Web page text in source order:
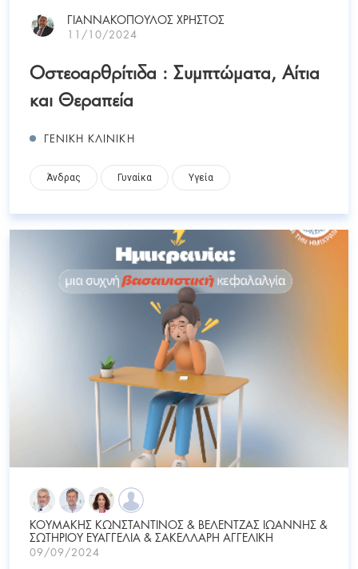
ΓΙΑΝΝΑΚΟΠΟΥΛΟΣ ΧΡΗΣΤΟΣ
11/10/2024
Οστεοαρθρίτιδα : Συμπτώματα, Αίτια
και Θεραπεία
ΓΕΝΙΚΗ ΚΛΙΝΙΚΗ
Άνδρας Γυναίκα Υγεία
ΚΟΥΜΑΚΗΣ ΚΩΝΣΤΑΝΤΙΝΟΣ & ΒΕΛΕΝΤΖΑΣ ΙΩΑΝΝΗΣ &
ΣΩΤΗΡΙΟΥ ΕΥΑΓΓΕΛΙΑ & ΣΑΚΕΛΛΑΡΗ ΑΓΓΕΛΙΚΗ
09/09/2024